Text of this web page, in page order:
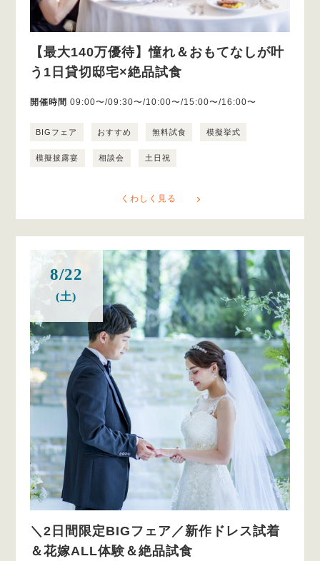
【最大140万優待】憧れ＆おもてなしが叶
う1日貸切邸宅×絶品試食
開催時間 09:00〜/09:30〜/10:00〜/15:00〜/16:00〜
BIGフェア おすすめ 無料試食 模擬挙式
模擬披露宴 相談会 土日祝
くわしく見る
8/22
(土)
＼2日間限定BIGフェア／新作ドレス試着
＆花嫁ALL体験＆絶品試食